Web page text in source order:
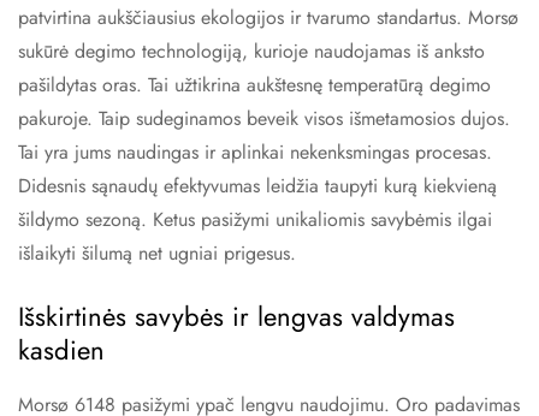
patvirtina aukščiausius ekologijos ir tvarumo standartus. Morsø
sukūrė degimo technologiją, kurioje naudojamas iš anksto
pašildytas oras. Tai užtikrina aukštesnę temperatūrą degimo
pakuroje. Taip sudeginamos beveik visos išmetamosios dujos.
Tai yra jums naudingas ir aplinkai nekenksmingas procesas.
Didesnis sąnaudų efektyvumas leidžia taupyti kurą kiekvieną
šildymo sezoną. Ketus pasižymi unikaliomis savybėmis ilgai
išlaikyti šilumą net ugniai prigesus.
Išskirtinės savybės ir lengvas valdymas
kasdien
Morsø 6148 pasižymi ypač lengvu naudojimu. Oro padavimas